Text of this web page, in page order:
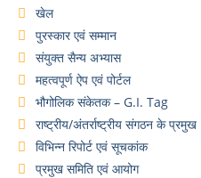
खेल
पुरस्कार एवं सम्मान
संयुक्त सैन्य अभ्यास
महत्वपूर्ण ऐप एवं पोर्टल
भौगोलिक संकेतक – G.I. Tag
राष्ट्रीय/अंतर्राष्ट्रीय संगठन के प्रमुख
विभिन्न रिपोर्ट एवं सूचकांक
प्रमुख समिति एवं आयोग